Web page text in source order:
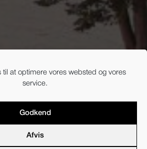
til at optimere vores websted og vores
service.
Godkend
Afvis